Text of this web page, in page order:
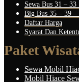
Sewa Bus 31 – 33
Big Bus 35 – 39 –
Daftar Harga
Syarat Dan
Paket
Sewa Mobil
Mobil Hiace